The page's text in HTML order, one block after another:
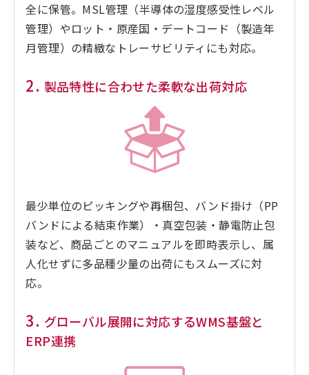
全に保管。MSL管理（半導体の湿度感受性レベル
管理）やロット・原産国・デートコード（製造年
月管理）の精緻なトレーサビリティにも対応。
2. 製品特性に合わせた柔軟な出荷対応
最少単位のピッキングや再梱包、バンド掛け（PP
バンドによる結束作業）・真空包装・静電防止包
装など、商品ごとのマニュアルを即時表示し、属
人化せずに多品種少量の出荷にもスムーズに対
応。
3. グローバル展開に対応するWMS基盤と
ERP連携